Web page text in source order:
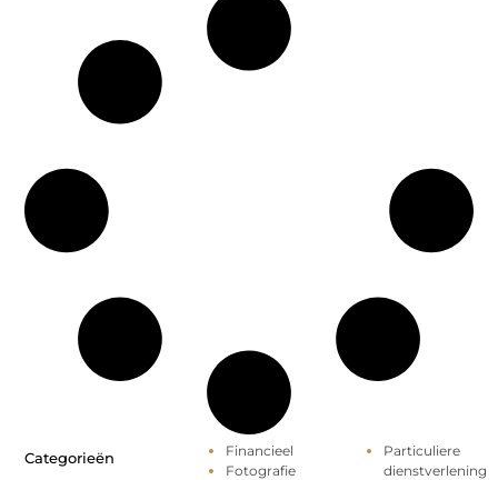
Categorieën
Financieel
Fotografie
Particuliere
dienstverlening